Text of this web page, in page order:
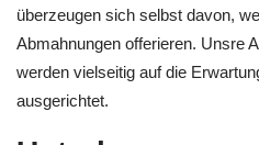
überzeugen sich selbst davon,
Abmahnungen offerieren. Unsre
werden vielseitig auf die
ausgerichtet.